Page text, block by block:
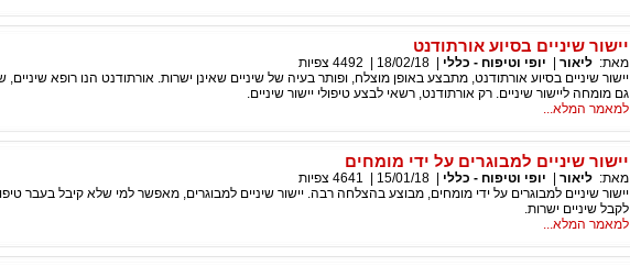
יישור שיניים בסיוע אורתודנט
מאת: ליאור יופי וטיפוח - כללי 18/02/18
4492 צפיות
יישור שיניים בסיוע אורתודנט, מתבצע באופן מוצלח, ופותר בעיה של שיניים שאינן ישרות. אורתודנט הנו רופא שיניים,
גם מומחה ליישור שיניים. רק אורתודנט, רשאי לבצע טיפולי יישור שיניים.
למאמר המלא...
יישור שיניים למבוגרים על ידי מומחים
מאת: ליאור יופי וטיפוח - כללי 15/01/18
4641 צפיות
יישור שיניים למבוגרים על ידי מומחים, מבוצע בהצלחה רבה. יישור שיניים למבוגרים, מאפשר למי שלא קיבל בעבר
לקבל שיניים ישרות.
למאמר המלא...